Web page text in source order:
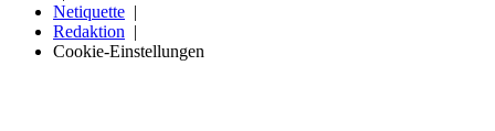
Netiquette
Redaktion
Cookie-Einstellungen